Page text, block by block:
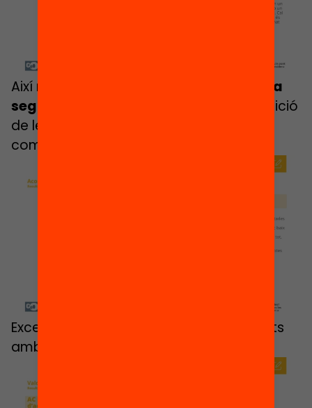
Així mateix, les mesures per
combatre la
segregació escolar
i tenir una composició
de les escoles més equilibrada també
compten amb un ampli suport:
Excepte entre les persones simpatitzants
amb Aliança Catalana: